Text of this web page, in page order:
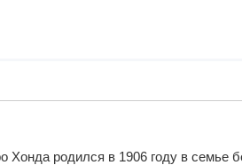
родился в 1906 году в семье